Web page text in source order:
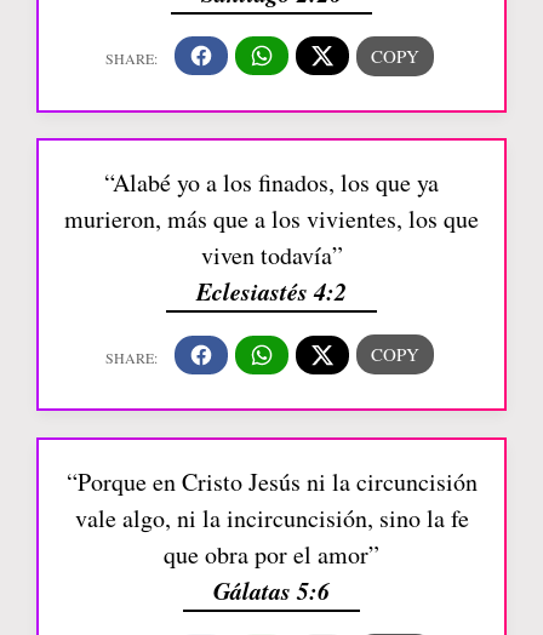
“Alabé yo a los finados, los que ya
murieron, más que a los vivientes, los que
viven todavía”
Eclesiastés 4:2
“Porque en Cristo Jesús ni la circuncisión
vale algo, ni la incircuncisión, sino la fe
que obra por el amor”
Gálatas 5:6